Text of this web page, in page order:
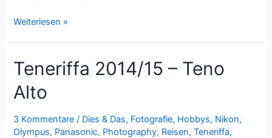
Teneriffa
Neujahrstag
Weiterlesen »
Teneriffa 2014/15 – Teno
Alto
3 Kommentare / Dies & Das, Fotografie, Hobbys, Nikon,
Olympus, Panasonic, Photography, Reisen,Teneriffa,